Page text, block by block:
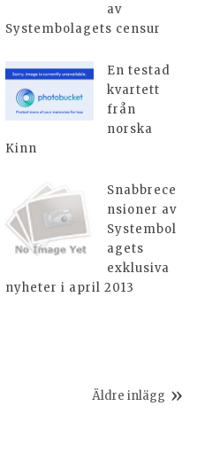
av
Systembolagets censur
En testad
kvartett
från
norska
Kinn
Snabbrece
nsioner av
Systembol
agets
exklusiva
nyheter i april 2013
Äldre inlägg